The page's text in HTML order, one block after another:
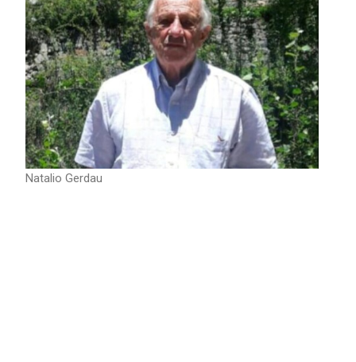
Natalio Gerdau